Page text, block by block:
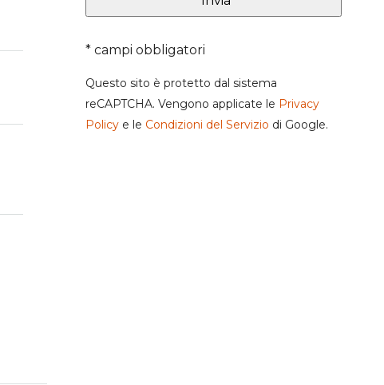
* campi obbligatori
Questo sito è protetto dal sistema
reCAPTCHA. Vengono applicate le Privacy
Policy e le Condizioni del Servizio di Google.